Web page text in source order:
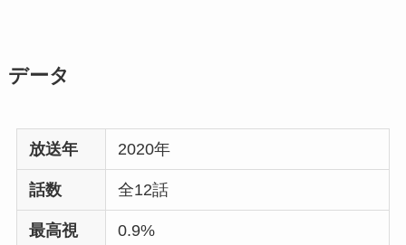
データ
放送年 2020年
話数 全12話
最高視
0.9%